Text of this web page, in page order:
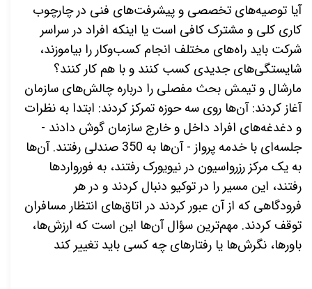
آیا توصیه‌های تخصصی و پیشرفت‌های فنی در چارچوب
کاری کلی و مشترک کافی است یا اینکه افراد در سراسر
شرکت باید راه‌های مختلف انجام کسب‌وکار را بیاموزند،
شایستگی‌های جدیدی کسب کنند و با هم کار کنند؟
مارشال و تیمش بحث مفصلی را درباره چالش‌های سازمان
آغاز کردند: آن‌ها روی سه حوزه تمرکز کردند: ابتدا به نظرات
و دغدغه‌های افراد داخل و خارج سازمان گوش دادند -
جلسه‌ای با خدمه پرواز - آن‌ها به 350 صندلی رفتند. آن‌ها
به یک مرکز رزرواسیون در نیویورک رفتند، به فورواردها
رفتند، این مسیر را در توکیو دنبال کردند و در هر
فرودگاهی که از آن عبور کردند در اتاق‌های انتظار مسافران
توقف کردند. مهم‌ترین سؤال آن‌ها این است که ارزش‌ها،
باورها، نگرش‌ها یا رفتارهای چه کسی باید تغییر کند